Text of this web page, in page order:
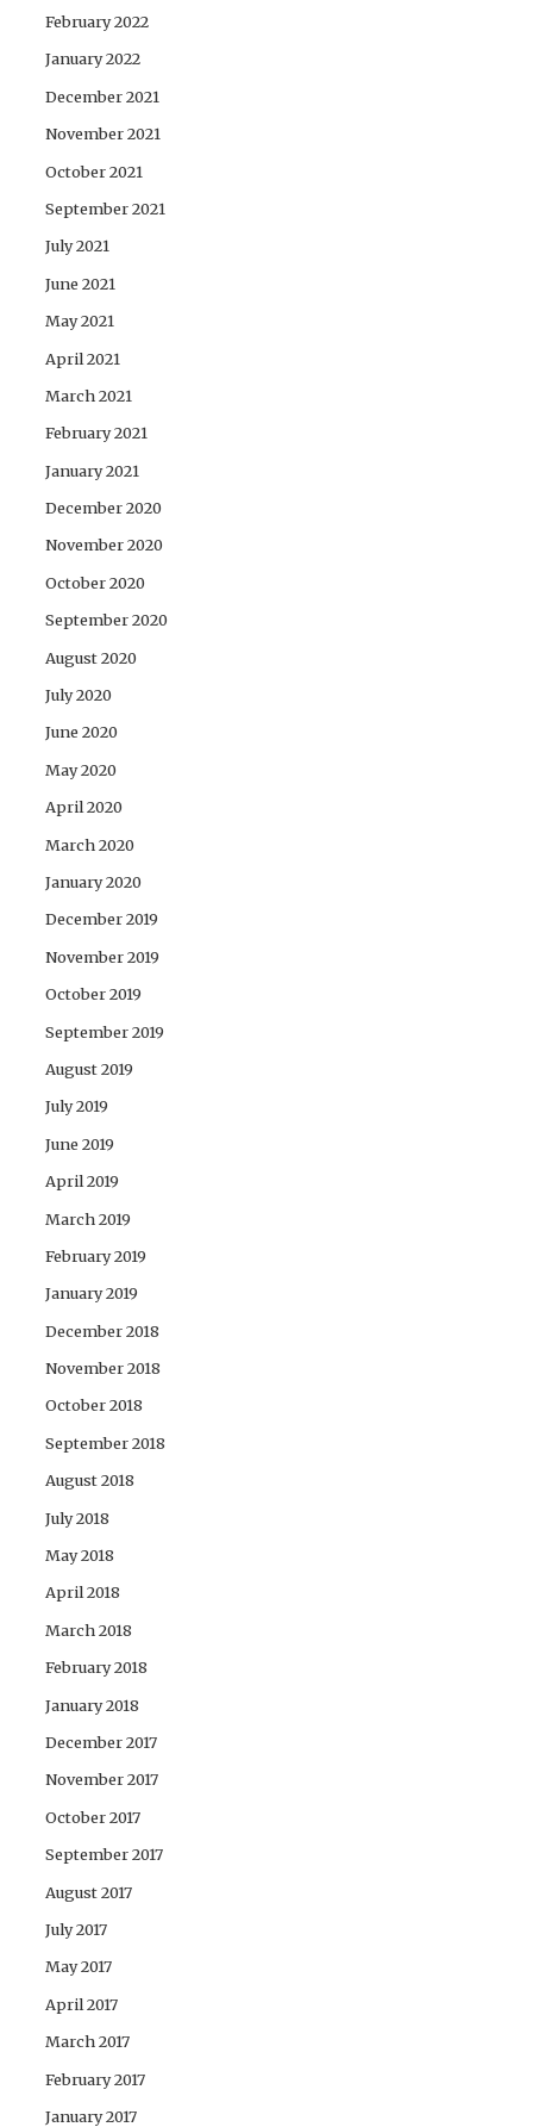
February 2022
January 2022
December 2021
November 2021
October 2021
September 2021
July 2021
June 2021
May 2021
April 2021
March 2021
February 2021
January 2021
December 2020
November 2020
October 2020
September 2020
August 2020
July 2020
June 2020
May 2020
April 2020
March 2020
January 2020
December 2019
November 2019
October 2019
September 2019
August 2019
July 2019
June 2019
April 2019
March 2019
February 2019
January 2019
December 2018
November 2018
October 2018
September 2018
August 2018
July 2018
May 2018
April 2018
March 2018
February 2018
January 2018
December 2017
November 2017
October 2017
September 2017
August 2017
July 2017
May 2017
April 2017
March 2017
February 2017
January 2017